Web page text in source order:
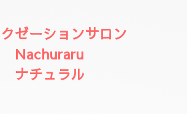
ゼーションサロン
Nachuraru
ナチュラル